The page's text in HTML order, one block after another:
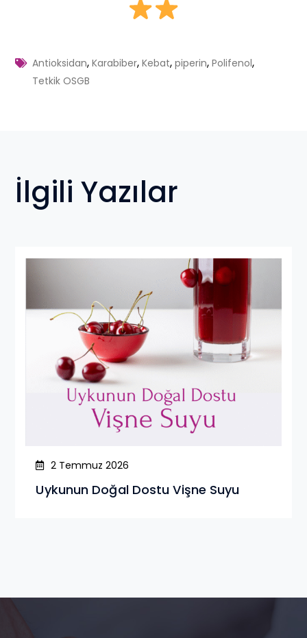
Antioksidan,Karabiber,Kebat,piperin,Polifenol,
Tetkik OSGB
İlgili Yazılar
2 Temmuz 2026
Uykunun Doğal Dostu Vişne Suyu